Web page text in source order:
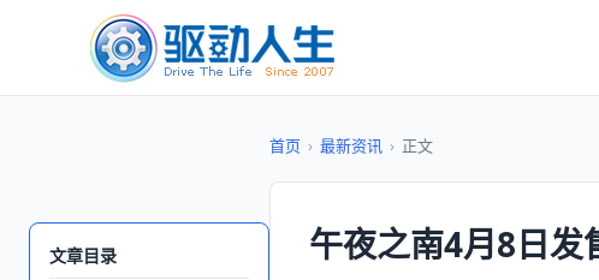
文章目录
首页 › 最新资讯 › 正文
午夜之南4月8日发